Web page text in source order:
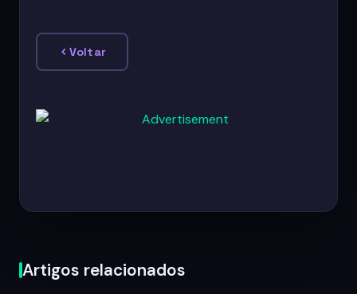
Voltar
Artigos relacionados